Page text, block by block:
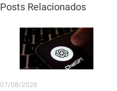
Posts Relacionados
07/08/2026